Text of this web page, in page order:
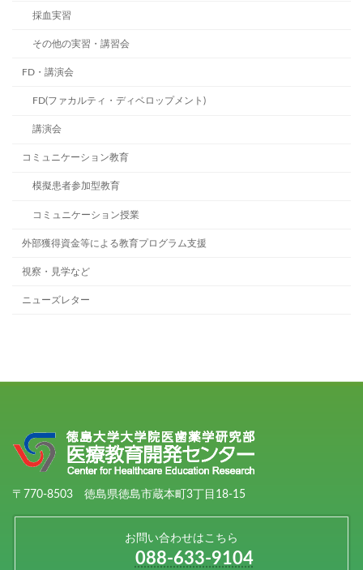
採血実習
その他の実習・講習会
FD・講演会
FD(ファカルティ・ディベロップメント)
講演会
コミュニケーション教育
模擬患者参加型教育
コミュニケーション授業
外部獲得資金等による教育プログラム支援
視察・見学など
ニューズレター
〒770-8503 徳島県徳島市蔵本町3丁目18-15
お問い合わせはこちら
088-633-9104